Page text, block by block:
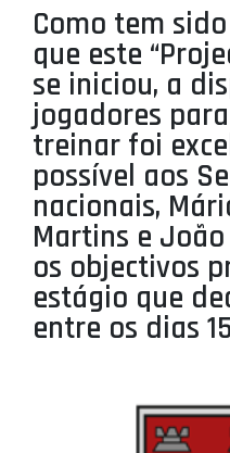
AGENTES
AGENDA
SELEÇÕES
MINIBASQUETE
ÁREA TÉCNICA
PROJETOS
LIGA BETCLIC
LIGA BETCLIC
Como tem
que este
se iniciou, a
jogadores
treinar foi
possível aos
nacionais,
Martins e
os objectivos
estágio que
entre os dias